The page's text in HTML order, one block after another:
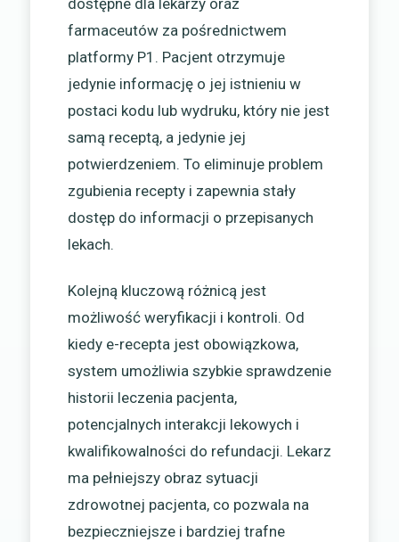
dostępne dla lekarzy oraz
farmaceutów za pośrednictwem
platformy P1. Pacjent otrzymuje
jedynie informację o jej istnieniu w
postaci kodu lub wydruku, który nie jest
samą receptą, a jedynie jej
potwierdzeniem. To eliminuje problem
zgubienia recepty i zapewnia stały
dostęp do informacji o przepisanych
lekach.
Kolejną kluczową różnicą jest
możliwość weryfikacji i kontroli. Od
kiedy e-recepta jest obowiązkowa,
system umożliwia szybkie sprawdzenie
historii leczenia pacjenta,
potencjalnych interakcji lekowych i
kwalifikowalności do refundacji. Lekarz
ma pełniejszy obraz sytuacji
zdrowotnej pacjenta, co pozwala na
bezpieczniejsze i bardziej trafne